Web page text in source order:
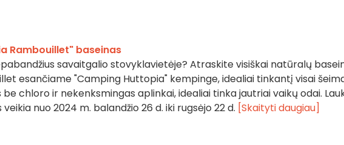
Rambouillet" baseinas
savaitgalio stovyklavietėje? Atraskite visiškai natūralų
esančiame "Camping Huttopia" kempinge, idealiai tinkantį visai
be chloro ir nekenksmingas aplinkai, idealiai tinka jautriai vaikų odai.
veikia nuo 2024 m. balandžio 26 d. iki rugsėjo 22 d. [Skaityti daugiau]